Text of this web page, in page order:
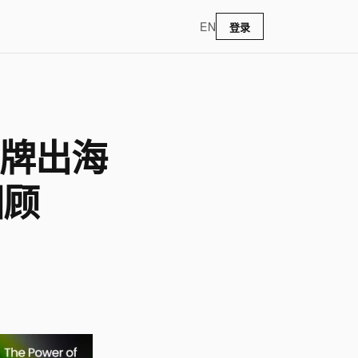
EN 登录
出海